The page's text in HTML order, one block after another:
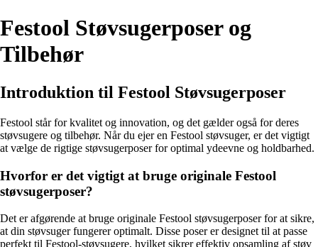
Festool Støvsugerposer og
Tilbehør
Introduktion til Festool Støvsugerposer
Festool står for kvalitet og innovation, og det gælder også for deres
støvsugere og tilbehør. Når du ejer en Festool støvsuger, er det vigtigt
at vælge de rigtige støvsugerposer for optimal ydeevne og holdbarhed.
Hvorfor er det vigtigt at bruge originale Festool
støvsugerposer?
Det er afgørende at bruge originale Festool støvsugerposer for at sikre,
at din støvsuger fungerer optimalt. Disse poser er designet til at passe
perfekt til Festool-støvsugere, hvilket sikrer effektiv opsamling af støv